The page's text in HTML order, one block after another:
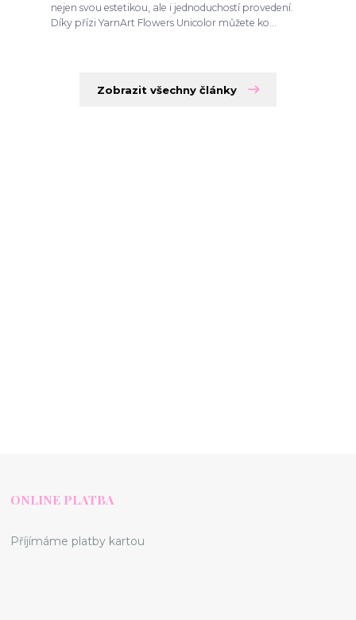
nejen svou estetikou, ale i jednoduchostí provedení.
Díky přízi YarnArt Flowers Unicolor můžete ko...
Zobrazit všechny články
ONLINE PLATBA
Příjímáme platby kartou